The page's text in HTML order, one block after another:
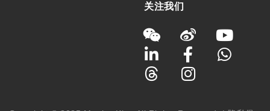
关注我们